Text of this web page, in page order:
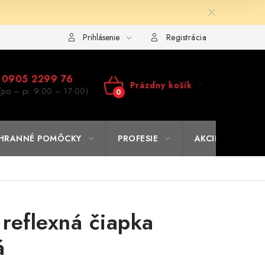
na výmenu tovaru Kto sme Reklamačný poriadok
Prihlásenie Registrácia
2299 76
– pi: 9:00 – 17:00)
NÁKUPNÝ
Prázdny košík
POMÔCKY PROFESIE AKCIE
čiapka